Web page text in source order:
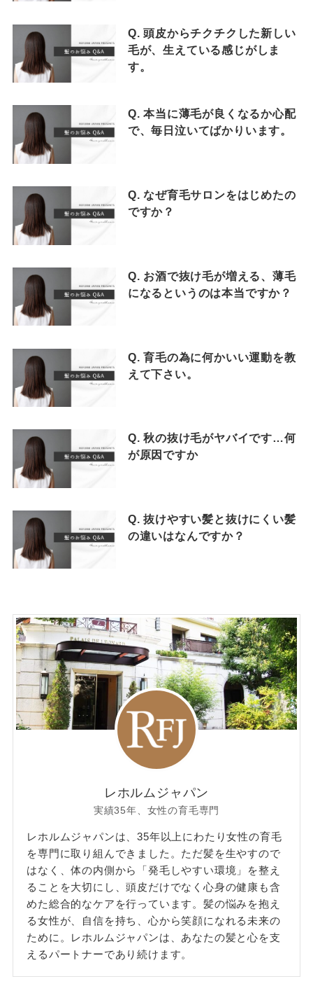
Q. 頭皮からチクチクした新しい
毛が、生えている感じがしま
す。
Q. 本当に薄毛が良くなるか心配
で、毎日泣いてばかりいます。
Q. なぜ育毛サロンをはじめたの
ですか？
Q. お酒で抜け毛が増える、薄毛
になるというのは本当ですか？
Q. 育毛の為に何かいい運動を教
えて下さい。
Q. 秋の抜け毛がヤバイです…何
が原因ですか
Q. 抜けやすい髪と抜けにくい髪
の違いはなんですか？
レホルムジャパン
実績35年、女性の育毛専門
レホルムジャパンは、35年以上にわたり女性の育毛
を専門に取り組んできました。ただ髪を生やすので
はなく、体の内側から「発毛しやすい環境」を整え
ることを大切にし、頭皮だけでなく心身の健康も含
めた総合的なケアを行っています。髪の悩みを抱え
る女性が、自信を持ち、心から笑顔になれる未来の
ために。レホルムジャパンは、あなたの髪と心を支
えるパートナーであり続けます。